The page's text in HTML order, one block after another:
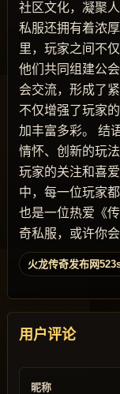
社区文化，凝聚
私服还拥有着浓
里，玩家之间不
他们共同组建公
会交流，形成了
不仅增强了玩家
加丰富多彩。 结
情怀、创新的玩
玩家的关注和喜
中，每一位玩家
也是一位热爱《
奇私服，或许你
火龙传奇发布网
用户评论
昵称